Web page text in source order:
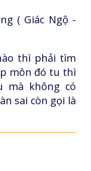
( Giác Ngộ -
thì phải tìm
môn đó tu thì
mà không có
sai còn gọi là